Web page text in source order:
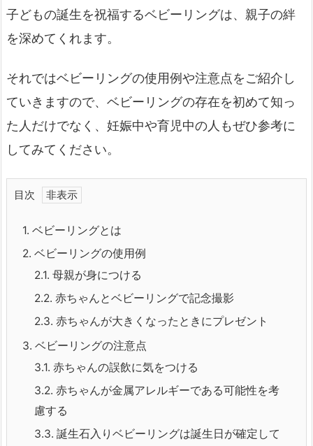
子どもの誕生を祝福するベビーリングは、親子の絆
を深めてくれます。
それではベビーリングの使用例や注意点をご紹介し
ていきますので、ベビーリングの存在を初めて知っ
た人だけでなく、妊娠中や育児中の人もぜひ参考に
してみてください。
目次
1. ベビーリングとは
2. ベビーリングの使用例
2.1. 母親が身につける
2.2. 赤ちゃんとベビーリングで記念撮影
2.3. 赤ちゃんが大きくなったときにプレゼント
3. ベビーリングの注意点
3.1. 赤ちゃんの誤飲に気をつける
3.2. 赤ちゃんが金属アレルギーである可能性を考
慮する
3.3. 誕生石入りベビーリングは誕生日が確定して